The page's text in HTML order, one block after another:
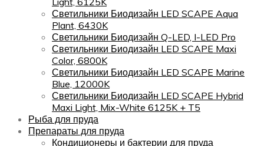
Светильники Биодизайн LED SCAPE Aqua
Plant, 6430K
Светильники Биодизайн Q-LED, I-LED Pro
Светильники Биодизайн LED SCAPE Maxi
Color, 6800K
Светильники Биодизайн LED SCAPE Marine
Blue, 12000K
Светильники Биодизайн LED SCAPE Hybrid
Maxi Light, Mix-White 6125K + T5
Рыба для пруда
Препараты для пруда
Кондиционеры и бактерии для пруда